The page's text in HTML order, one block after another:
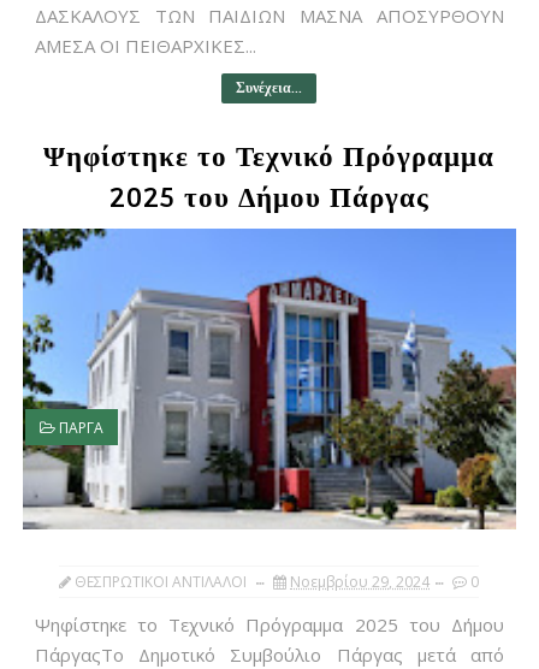
ΔΑΣΚΑΛΟΥΣ ΤΩΝ ΠΑΙΔΙΩΝ ΜΑΣΝΑ ΑΠΟΣΥΡΘΟΥΝ
ΑΜΕΣΑ ΟΙ ΠΕΙΘΑΡΧΙΚΕΣ...
Συνέχεια...
Ψηφίστηκε το Τεχνικό Πρόγραμμα
2025 του Δήμου Πάργας
ΠΑΡΓΑ
ΘΕΣΠΡΩΤΙΚΟΙ ΑΝΤΙΛΑΛΟΙ Νοεμβρίου 29, 2024 0
Ψηφίστηκε το Τεχνικό Πρόγραμμα 2025 του Δήμου
ΠάργαςΤο Δημοτικό Συμβούλιο Πάργας μετά από